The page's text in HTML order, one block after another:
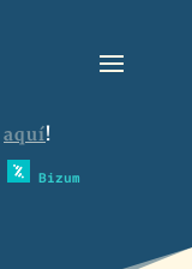
aquí!
Bizum